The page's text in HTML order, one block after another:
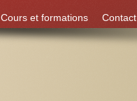
Cours et formations Contact